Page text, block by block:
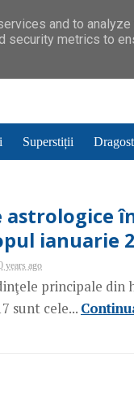
Superstiții
astrologice
ianuarie
years ago
principale din
sunt cele...
and to analyze
security metrics to